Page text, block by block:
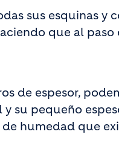
sus esquinas y
que al paso
de espesor,
su pequeño
humedad que